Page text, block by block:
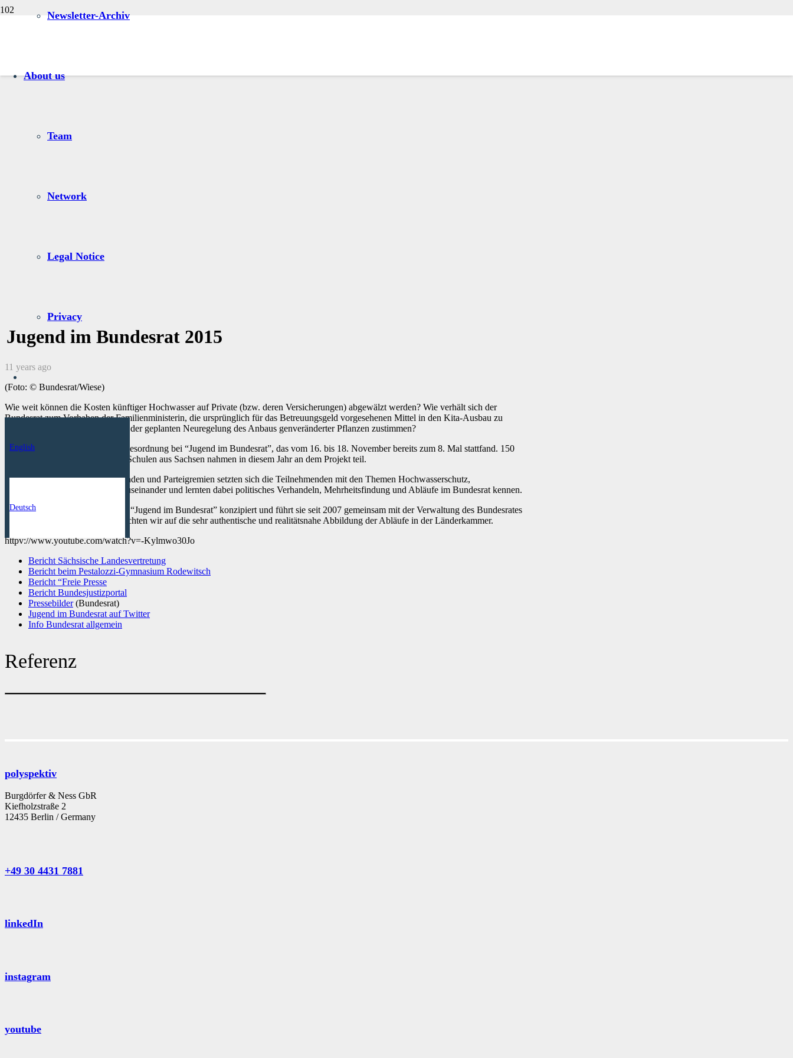
Newsletter-Archiv
About us
Team
Network
Legal Notice
Privacy
English
Deutsch
Jugend im Bundesrat 2015
11 years ago
(Foto: © Bundesrat/Wiese)
Wie weit können die Kosten künftiger Hochwasser auf Private (bzw. deren Versicherungen) abgewälzt werden? Wie verhält sich der
Bundesrat zum Vorhaben der Familienministerin, die ursprünglich für das Betreuungsgeld vorgesehenen Mittel in den Kita-Ausbau zu
stecken? Und werden die Länder der geplanten Neuregelung des Anbaus genveränderter Pflanzen zustimmen?
Diese Fragen standen auf der Tagesordnung bei “Jugend im Bundesrat”, das vom 16. bis 18. November bereits zum 8. Mal stattfand. 150
Schülerinnen und Schüler von 7 Schulen aus Sachsen nahmen in diesem Jahr an dem Projekt teil.
In Fachausschüssen, Kabinettsrunden und Parteigremien setzten sich die Teilnehmenden mit den Themen Hochwasserschutz,
Kinderbetreuung und Genmais auseinander und lernten dabei politisches Verhandeln, Mehrheitsfindung und Abläufe im Bundesrat kennen.
polyspektiv hat die Veranstaltung “Jugend im Bundesrat” konzipiert und führt sie seit 2007 gemeinsam mit der Verwaltung des Bundesrates
durch. Besonderes Augenmerk richten wir auf die sehr authentische und realitätsnahe Abbildung der Abläufe in der Länderkammer.
httpv://www.youtube.com/watch?v=-Kylmwo30Jo
Bericht Sächsische Landesvertretung
Bericht beim Pestalozzi-Gymnasium Rodewitsch
Bericht “Freie Presse
Bericht Bundesjustizportal
Pressebilder(Bundesrat)
Jugend im Bundesrat auf Twitter
Info Bundesrat allgemein
Referenz
polyspektiv
Burgdörfer & Ness GbR
Kiefholzstraße 2
12435 Berlin / Germany
+49 30 4431 7881
linkedIn
instagram
youtube